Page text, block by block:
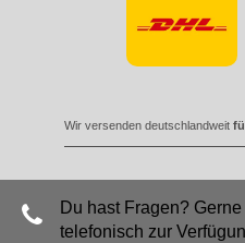
Wir versenden deutschlandweit
Du hast Fragen?
telefonisch zur